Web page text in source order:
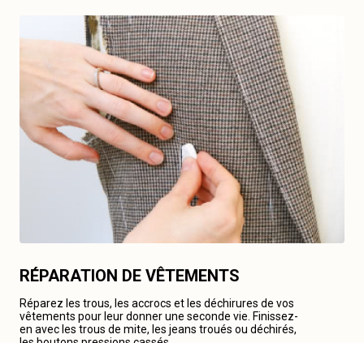
RÉPARATION DE VÊTEMENTS
Réparez les trous, les accrocs et les déchirures de vos
vêtements pour leur donner une seconde vie. Finissez-
en avec les trous de mite, les jeans troués ou déchirés,